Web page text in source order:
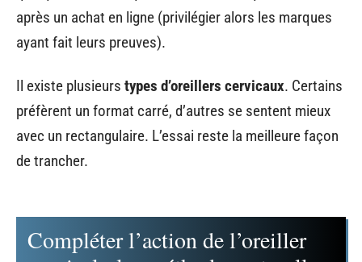
après un achat en ligne (privilégier alors les marques
ayant fait leurs preuves).
Il existe plusieurs types d’oreillers cervicaux. Certains
préfèrent un format carré, d’autres se sentent mieux
avec un rectangulaire. L’essai reste la meilleure façon
de trancher.
Compléter l’action de l’oreiller